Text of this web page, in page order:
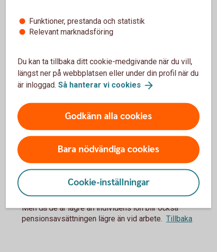
De flesta som har arbetat heltid ett helt arbetsliv kan räkna
med omkring 70-75 procent av sin slutlön i pension. Vill du
du vill gå i pension, kan du även behöva ha ett privat
pensionssparande.
Garantipension
Har du haft liten eller ingen arbetsinkomst under livet har du
rätt till garantipension. Den baseras främst på hur stor din
inkomstpension är och hur länge du bott i Sverige, men
även ditt civilstånd.
1
Inkomster från föräldrapenning, studier, a-kassa,
sjuk- eller aktivitetsersättning är pensionsgrundande.
Men då de är lägre än individens lön blir också
pensionsavsättningen lägre än vid arbete. Tillbaka
Funktioner, prestanda och statistik
Relevant marknadsföring
Du kan ta tillbaka ditt cookie-medgivande när du vill,
längst ner på webbplatsen eller under din profil när du
är inloggad. Så hanterar vi cookies
Godkänn alla cookies
Bara nödvändiga cookies
Cookie-inställningar